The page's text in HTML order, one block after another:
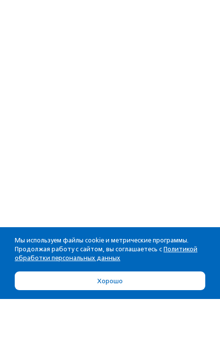
Мы используем файлы cookie и метрические программы.
Продолжая работу с сайтом, вы соглашаетесь с Политикой
обработки персональных данных
Хорошо